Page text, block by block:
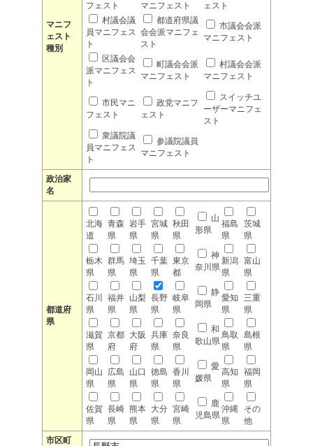
マニフ
ェスト
種別
フェスト
マニフェスト
ェスト
村議会議
員マニフェス
ト
都道府県議
会会派マニフェ
スト
市議会会派
マニフェスト
区議会会
派マニフェス
ト
町議会会派
マニフェスト
村議会会派
マニフェスト
市民マニ
フェスト
政党マニフ
ェスト
スイッチユ
ーザーマニフェ
スト
衆議院議
員マニフェス
ト
参議院議員
マニフェスト
政治家
名
都道府
県
北海
道
青森
県
岩手
県
宮城
県
秋田
県
山
形県
福島
県
茨城
県
栃木
県
群馬
県
埼玉
県
千葉
県
東京
都
神
奈川県
新潟
県
富山
県
石川
県
福井
県
山梨
県
長野
県
岐阜
県
静
岡県
愛知
県
三重
県
滋賀
県
京都
府
大阪
府
兵庫
県
奈良
県
和
歌山県
鳥取
県
島根
県
岡山
県
広島
県
山口
県
徳島
県
香川
県
愛
媛県
高知
県
福岡
県
佐賀
県
長崎
県
熊本
県
大分
県
宮崎
県
鹿
児島県
沖縄
県
その
他
市区町